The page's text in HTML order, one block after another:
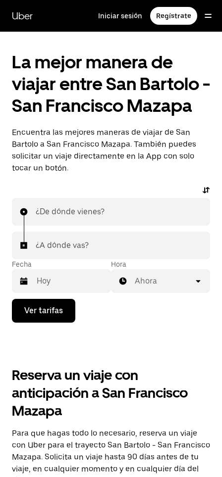
contenido
principal
Uber Iniciar sesión Regístrate
La mejor manera de
viajar entre San Bartolo -
San Francisco Mazapa
Encuentra las mejores maneras de viajar de San
Bartolo a San Francisco Mazapa. También puedes
solicitar un viaje directamente en la App con solo
tocar un botón.
¿De dónde vienes?
¿A dónde vas?
Fecha
Presiona
flecha
el
y
selecciona
una
Presiona
la
tecla Esc
para
cerrar
el
Hora
Ahora
Ver tarifas
Reserva un viaje con
anticipación a San Francisco
Mazapa
Para que hagas todo lo necesario, reserva un viaje
con Uber para el trayecto San Bartolo - San Francisco
Mazapa. Solicita un viaje hasta 90 días antes de tu
viaje, en cualquier momento y en cualquier día del